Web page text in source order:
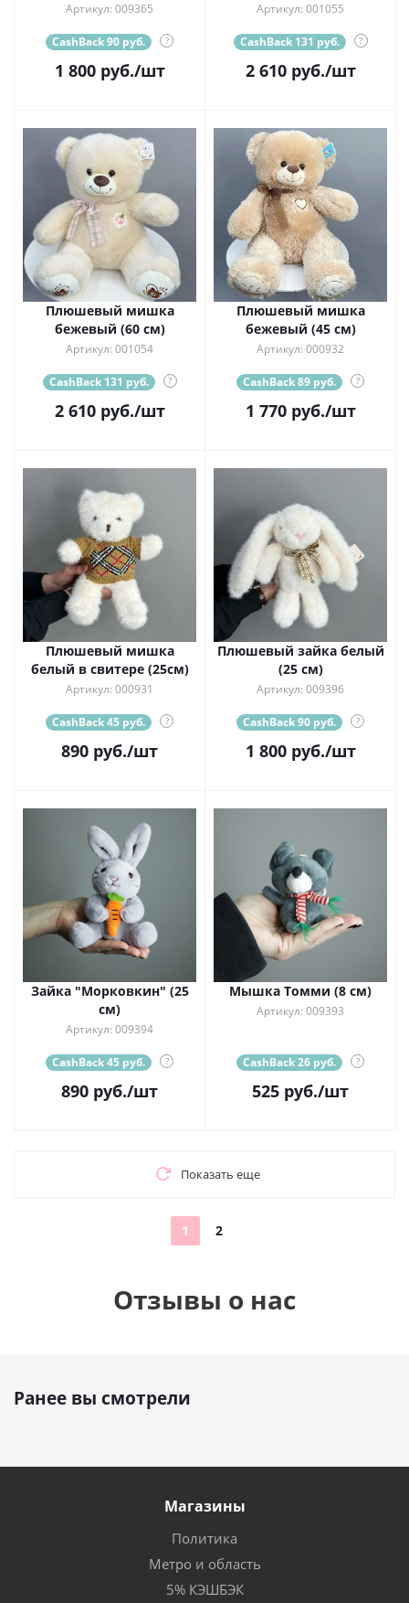
Артикул: 009365
CashBack 90 руб. ?
1 800руб./шт
Артикул: 001055
CashBack 131 руб. ?
2 610руб./шт
Плюшевый мишка
бежевый (60 см)
Артикул: 001054
CashBack 131 руб. ?
2 610руб./шт
Плюшевый мишка
бежевый (45 см)
Артикул: 000932
CashBack 89 руб. ?
1 770руб./шт
Плюшевый мишка
белый в свитере (25см)
Артикул: 000931
CashBack 45 руб. ?
890 руб./шт
Плюшевый зайка белый
(25 см)
Артикул: 009396
CashBack 90 руб. ?
1 800руб./шт
Зайка "Морковкин" (25
см)
Артикул: 009394
CashBack 45 руб. ?
890 руб./шт
Мышка Томми (8 см)
Артикул: 009393
CashBack 26 руб. ?
525 руб./шт
Показать еще
1 2
Отзывы о нас
Ранее вы смотрели
Магазины
Политика
Метро и область
5% КЭШБЭК